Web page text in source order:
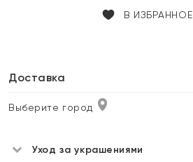
В ИЗБРАННОЕ
Доставка
Выберите город
Уход за украшениями